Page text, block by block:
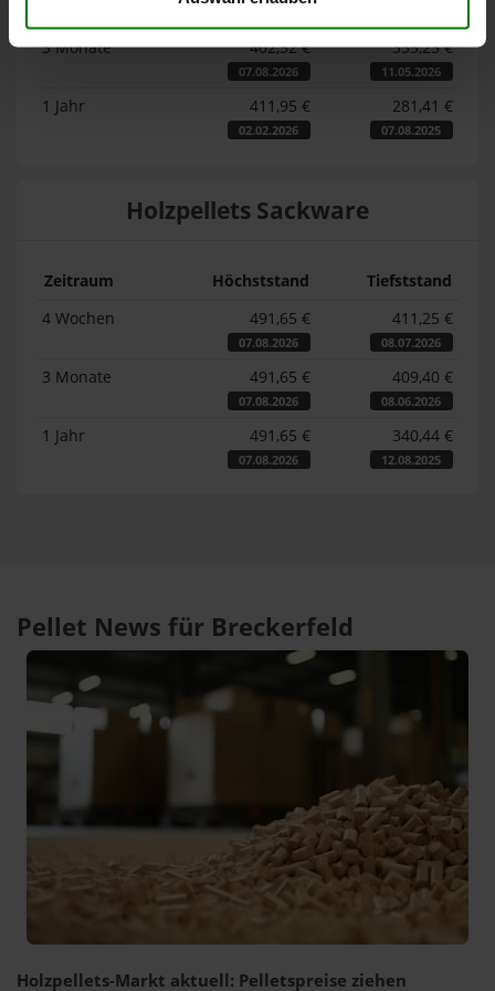
3 Monate 402,32 €
07.08.2026
353,23 €
11.05.2026
1 Jahr 411,95 €
02.02.2026
281,41 €
07.08.2025
Holzpellets Sackware
Zeitraum Höchststand
Tiefststand
4 Wochen
491,65 €
07.08.2026
411,25 €
08.07.2026
3 Monate 491,65 €
07.08.2026
409,40 €
08.06.2026
1 Jahr 491,65 €
07.08.2026
340,44 €
12.08.2025
Pellet News für Breckerfeld
Holzpellets-Markt aktuell: Pelletspreise ziehen